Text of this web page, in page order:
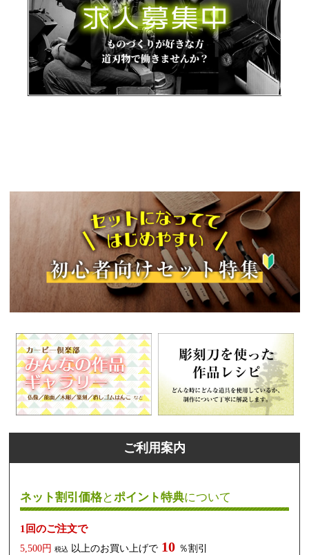
ご利用案内
ネット割引価格とポイント特典について
1回のご注文で
5,500円 税込 以上のお買い上げで 10 ％割引